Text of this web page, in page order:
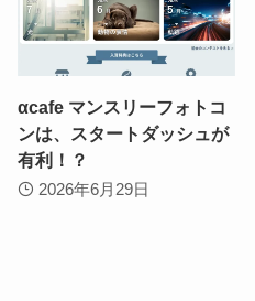
αcafe マンスリーフォトコ
ンは、スタートダッシュが
有利！？
2026年6月29日